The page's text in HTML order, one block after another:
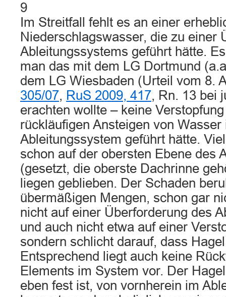
9
Im Streitfall fehlt es an einer
Niederschlagswasser, die zu einer
Ableitungssystems geführt hätte.
man das mit dem LG Dortmund
dem LG Wiesbaden (Urteil vom 8.
305/07, RuS 2009, 417, Rn. 13 bei
erachten wollte – keine
rückläufigen Ansteigen von Wasser
Ableitungssystem geführt hätte.
schon auf der obersten Ebene des
(gesetzt, die oberste Dachrinne
liegen geblieben. Der Schaden
übermäßigen Mengen, schon gar
nicht auf einer Überforderung des
und auch nicht etwa auf einer
sondern schlicht darauf, dass
Entsprechend liegt auch keine
Elements im System vor. Der
eben fest ist, von vornherein im